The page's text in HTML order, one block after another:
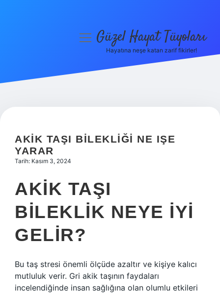
Hakkımızda
menüyüGüzel Hayat Tüyoları
Hayatına neşe katan zarif fikirler!
AKIK TAŞI BILEKLIĞI NE IŞE
YARAR
Tarih: Kasım 3, 2024
AKIK TAŞI
BILEKLIK NEYE IYI
GELIR?
Bu taş stresi önemli ölçüde azaltır ve kişiye kalıcı
mutluluk verir. Gri akik taşının faydaları
incelendiğinde insan sağlığına olan olumlu etkileri